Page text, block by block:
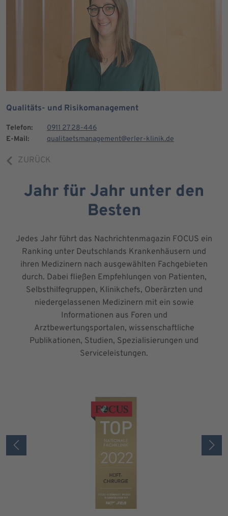
Qualitäts- und Risikomanagement
Telefon:
0911 27 28-446
E-Mail:
qualitaetsmanagement@erler-klinik.de
ZURÜCK
Jahr für Jahr unter den
Besten
Jedes Jahr führt das Nachrichtenmagazin FOCUS ein
Ranking unter Deutschlands Krankenhäusern und
ihren Medizinern nach ausgewählten Fachgebieten
durch. Dabei fließen Empfehlungen von Patienten,
Selbsthilfegruppen, Klinikchefs, Oberärzten und
niedergelassenen Medizinern mit ein sowie
Informationen aus Foren und
Arztbewertungsportalen, wissenschaftliche
Publikationen, Studien, Spezialisierungen und
Serviceleistungen.